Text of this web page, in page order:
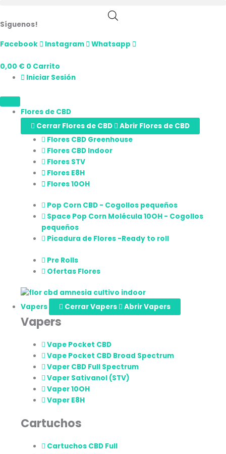
contenido
Síguenos!
Facebook Instagram Whatsapp
0,00 € 0 Carrito
Iniciar Sesión
Flores de CBD
Cerrar Flores de CBD
Abrir Flores de CBD
Flores CBD Greenhouse
Flores CBD Indoor
Flores STV
Flores E8H
Flores 10OH
Pop Corn CBD - Cogollos pequeños
Space Pop Corn Molécula 10OH - Cogollos
pequeños
Picadura de Flores -Ready to roll
Pre Rolls
Ofertas Flores
Vapers Cerrar Vapers Abrir Vapers
Vapers
Vape Pocket CBD
Vape Pocket CBD Broad Spectrum
Vaper CBD Full Spectrum
Vaper Sativanol (STV)
Vaper 10OH
Vaper E8H
Cartuchos
Cartuchos CBD Full